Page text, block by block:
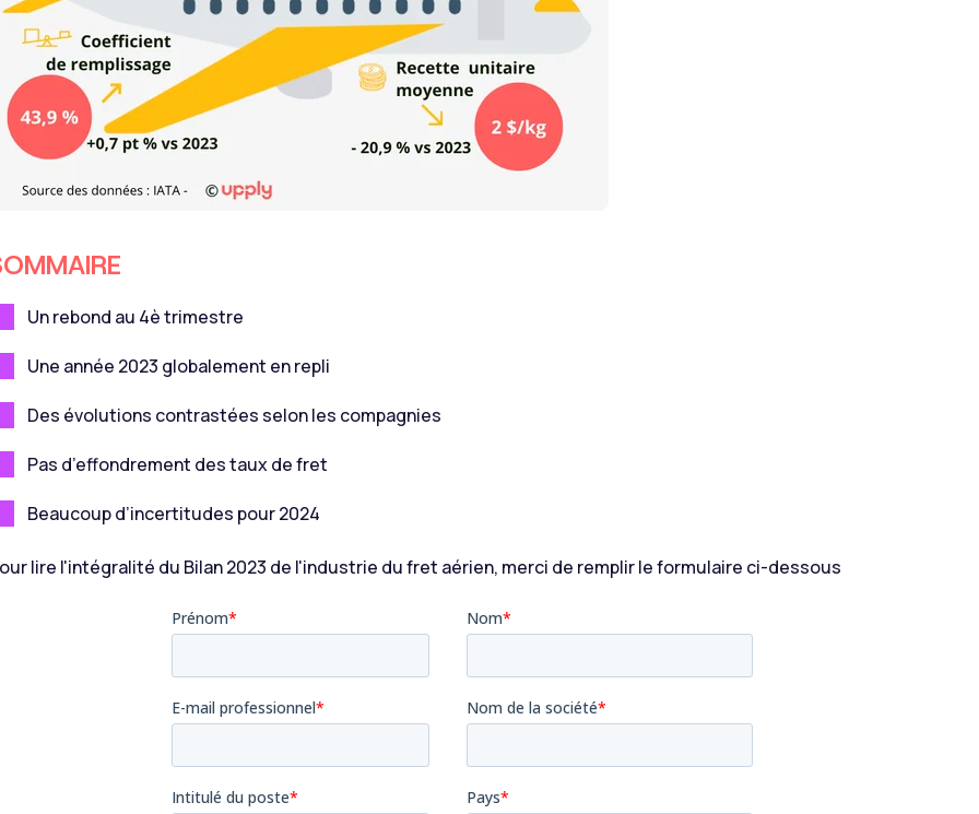
Un rebond au 4è trimestre
Une année 2023 globalement en repli
Des évolutions contrastées selon les compagnies
Pas d’effondrement des taux de fret
Beaucoup d’incertitudes pour 2024
lire l'intégralité du Bilan 2023 de l'industrie du fret aérien, merci de remplir le formulaire ci-dessous